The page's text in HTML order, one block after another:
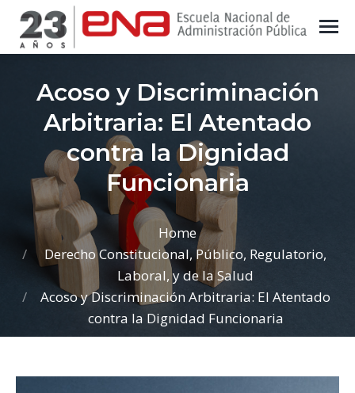
Acoso y Discriminación
Arbitraria: El Atentado
contra la Dignidad
Funcionaria
You are here:
Home
Derecho Constitucional, Público, Regulatorio,
Laboral, y de la Salud
Acoso y Discriminación Arbitraria: El Atentado
contra la Dignidad Funcionaria